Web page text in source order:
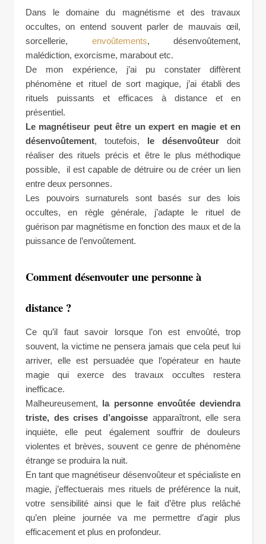
Dans le domaine du magnétisme et des travaux
occultes, on entend souvent parler de mauvais œil,
sorcellerie, envoûtements, désenvoûtement,
malédiction, exorcisme, marabout etc.
De mon expérience, j’ai pu constater diffèrent
phénomène et rituel de sort magique, j’ai établi des
rituels puissants et efficaces à distance et en
présentiel.
Le magnétiseur peut être un expert en magie et en
désenvoûtement, toutefois, le désenvoûteur doit
réaliser des rituels précis et être le plus méthodique
possible, il est capable de détruire ou de créer un lien
entre deux personnes.
Les pouvoirs surnaturels sont basés sur des lois
occultes, en règle générale, j’adapte le rituel de
guérison par magnétisme en fonction des maux et de la
puissance de l’envoûtement.
Comment désenvouter une personne à
distance ?
Ce qu’il faut savoir lorsque l’on est envoûté, trop
souvent, la victime ne pensera jamais que cela peut lui
arriver, elle est persuadée que l’opérateur en haute
magie qui exerce des travaux occultes restera
inefficace.
Malheureusement, la personne envoûtée deviendra
triste, des crises d’angoisse apparaîtront, elle sera
inquiète, elle peut également souffrir de douleurs
violentes et brèves, souvent ce genre de phénomène
étrange se produira la nuit.
En tant que magnétiseur désenvoûteur et spécialiste en
magie, j’effectuerais mes rituels de préférence la nuit,
votre sensibilité ainsi que le fait d’être plus relâché
qu’en pleine journée va me permettre d’agir plus
efficacement et plus en profondeur.